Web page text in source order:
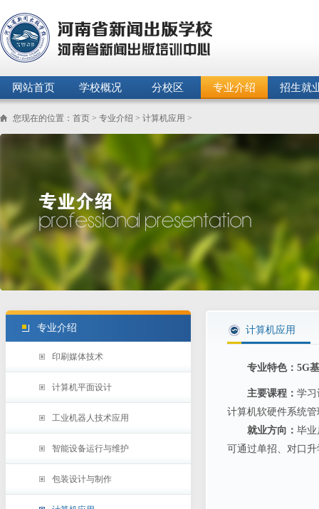
网站首页 学校概况 分校区 专业介绍 招生就
您现在的位置：首页 > 专业介绍 > 计算机应用 >
专业介绍
印刷媒体技术
计算机平面设计
工业机器人技术应用
智能设备运行与维护
包装设计与制作
计算机应用
专业特色：5G
主要课程： 学习
计算机软硬件系统
就业方向： 毕业
可通过单招、对口